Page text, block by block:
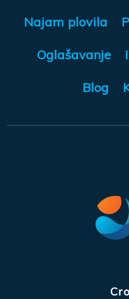
Najam plovila
Oglašavanje
Blog